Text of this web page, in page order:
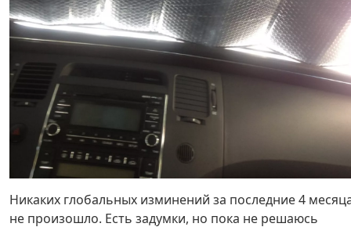
Никаких глобальных изминений за последние 4
не произошло. Есть задумки, но пока не решаюсь